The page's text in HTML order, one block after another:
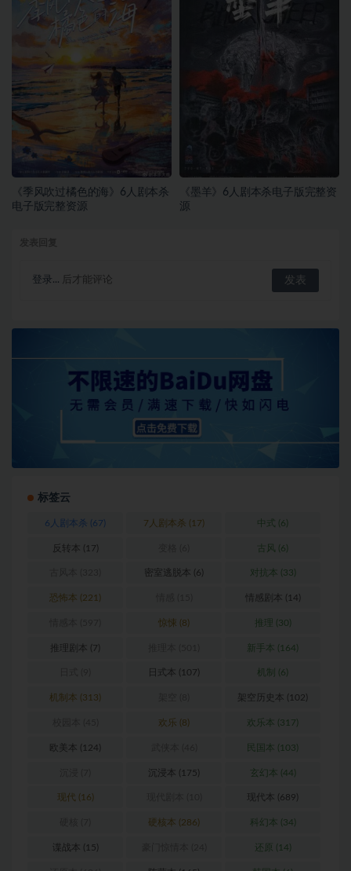
《季风吹过橘色的海》6人剧本杀
电子版完整资源
《墨羊》6人剧本杀电子版完整资
源
登录... 后才能评论
标签云
6人剧本杀 (67) 7人剧本杀 (17) 中式 (6)
反转本 (17) 古风 (6)
密室逃脱本 (6) 对抗本 (33)
恐怖本 (221) 情感剧本 (14)
惊悚 (8) 推理 (30)
推理剧本 (7) 新手本 (164)
日式本 (107) 机制 (6)
机制本 (313) 架空历史本 (102)
欢乐 (8) 欢乐本 (317)
欧美本 (124) 民国本 (103)
沉浸本 (175) 玄幻本 (44)
现代 (16) 现代本 (689)
硬核本 (286) 科幻本 (34)
谍战本 (15) 还原 (14)